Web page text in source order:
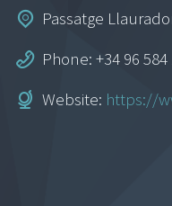
Passatge
Phone: +34 96 584
Website: https://